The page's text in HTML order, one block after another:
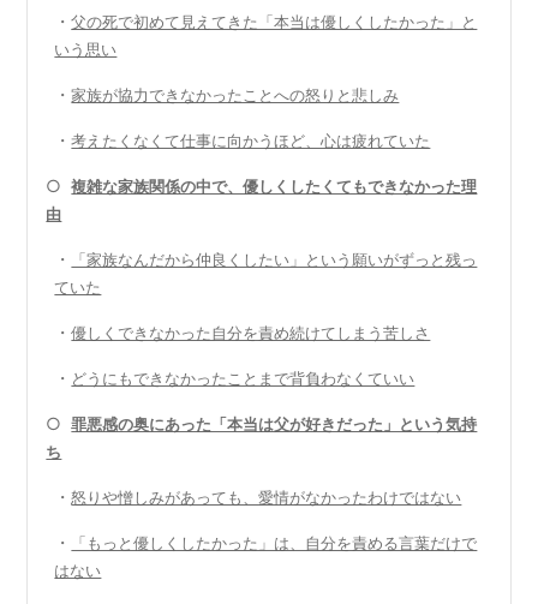
・父の死で初めて見えてきた「本当は優しくしたかった」と
いう思い
・家族が協力できなかったことへの怒りと悲しみ
・考えたくなくて仕事に向かうほど、心は疲れていた
○複雑な家族関係の中で、優しくしたくてもできなかった理
由
・
「家族なんだから仲良くしたい」という願いがずっと残っ
ていた
・優しくできなかった自分を責め続けてしまう苦しさ
・ どうにもできなかったことまで背負わなくていい
○罪悪感の奥にあった「本当は父が好きだった」という気持
ち
・怒りや憎しみがあっても、愛情がなかったわけではない
・
「もっと優しくしたかった」は、自分を責める言葉だけで
はない